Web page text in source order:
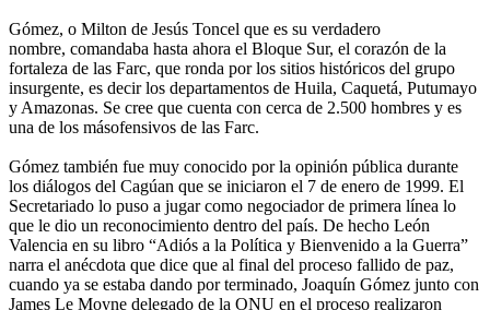
Gómez, o Milton de Jesús Toncel que es su verdadero
nombre, comandaba hasta ahora el Bloque Sur, el corazón de la
fortaleza de las Farc, que ronda por los sitios históricos del grupo
insurgente, es decir los departamentos de Huila, Caquetá, Putumayo
y Amazonas. Se cree que cuenta con cerca de 2.500 hombres y es
una de los másofensivos de las Farc.
Gómez también fue muy conocido por la opinión pública durante
los diálogos del Cagúan que se iniciaron el 7 de enero de 1999. El
Secretariado lo puso a jugar como negociador de primera línea lo
que le dio un reconocimiento dentro del país. De hecho León
Valencia en su libro “Adiós a la Política y Bienvenido a la Guerra”
narra el anécdota que dice que al final del proceso fallido de paz,
cuando ya se estaba dando por terminado, Joaquín Gómez junto con
James Le Moyne delegado de la ONU en el proceso realizaron